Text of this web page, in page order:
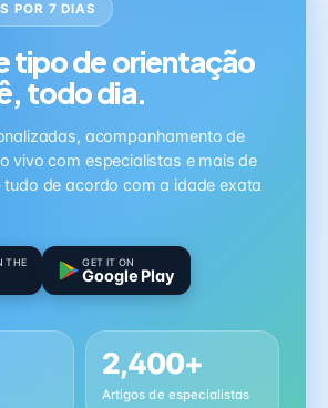
POR 7 DIAS
tipo de orientação
todo dia.
acompanhamento de
vivo com especialistas e mais de
de acordo com a idade exata
THE GET IT ON
Google Play
2,400+
Artigos de especialistas